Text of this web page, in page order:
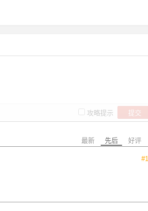
攻略提示 提交
最新 先后 好评
#1